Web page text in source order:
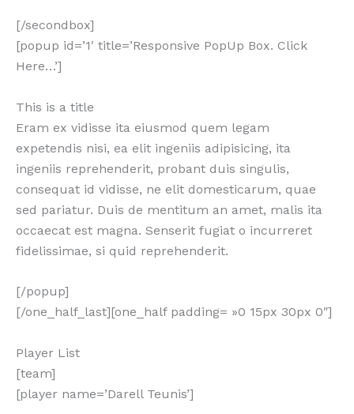
[/secondbox]
[popup id=’1′ title=’Responsive PopUp Box. Click
Here…’]
This is a title
Eram ex vidisse ita eiusmod quem legam
expetendis nisi, ea elit ingeniis adipisicing, ita
ingeniis reprehenderit, probant duis singulis,
consequat id vidisse, ne elit domesticarum, quae
sed pariatur. Duis de mentitum an amet, malis ita
occaecat est magna. Senserit fugiat o incurreret
fidelissimae, si quid reprehenderit.
[/popup]
[/one_half_last][one_half padding= »0 15px 30px 0″]
Player List
[team]
[player name=’Darell Teunis’]